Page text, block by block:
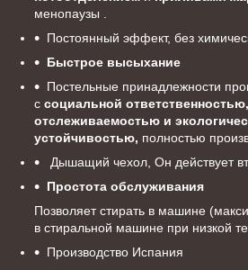
менопаузы .
Постоянный эффект, без
Быстрое высыхание
Постельные принадлежности
с социальной
отслеживаемостью и
устойчивостью, полностью
Дышащий чехол, Он действует
Простота обслуживания
Позволяет стирать в машине
в стиральной машине при низкой
Производство Испания